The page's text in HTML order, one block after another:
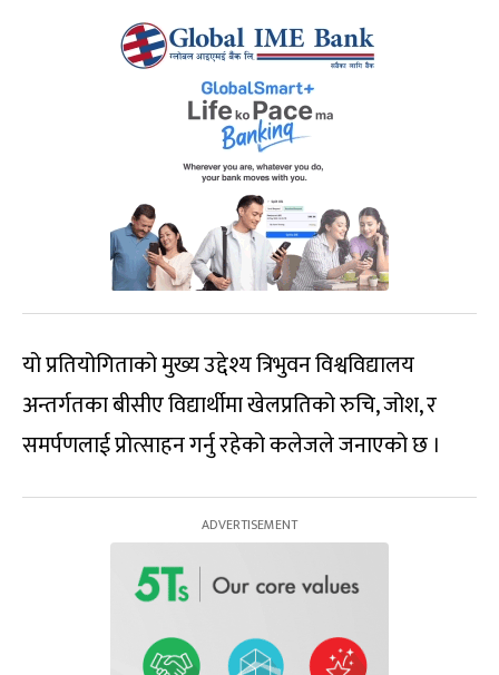
यो प्रतियोगिताको मुख्य उद्देश्य त्रिभुवन विश्वविद्यालय
अन्तर्गतका बीसीए विद्यार्थीमा खेलप्रतिको रुचि, जोश, र
समर्पणलाई प्रोत्साहन गर्नु रहेको कलेजले जनाएको छ ।